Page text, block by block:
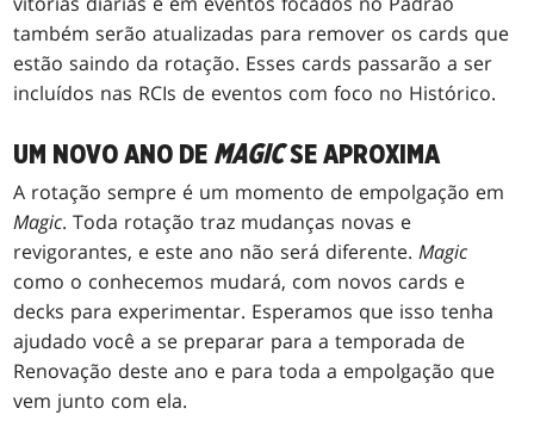
também serão atualizadas para remover os cards que
estão saindo da rotação. Esses cards passarão a ser
incluídos nas RCIs de eventos com foco no Histórico.
UM NOVO ANO DE MAGICSE APROXIMA
A rotação sempre é um momento de empolgação em
Magic. Toda rotação traz mudanças novas e
revigorantes, e este ano não será diferente.Magic
como o conhecemos mudará, com novos cards e
decks para experimentar. Esperamos que isso tenha
ajudado você a se preparar para a temporada de
Renovação deste ano e para toda a empolgação que
vem junto com ela.